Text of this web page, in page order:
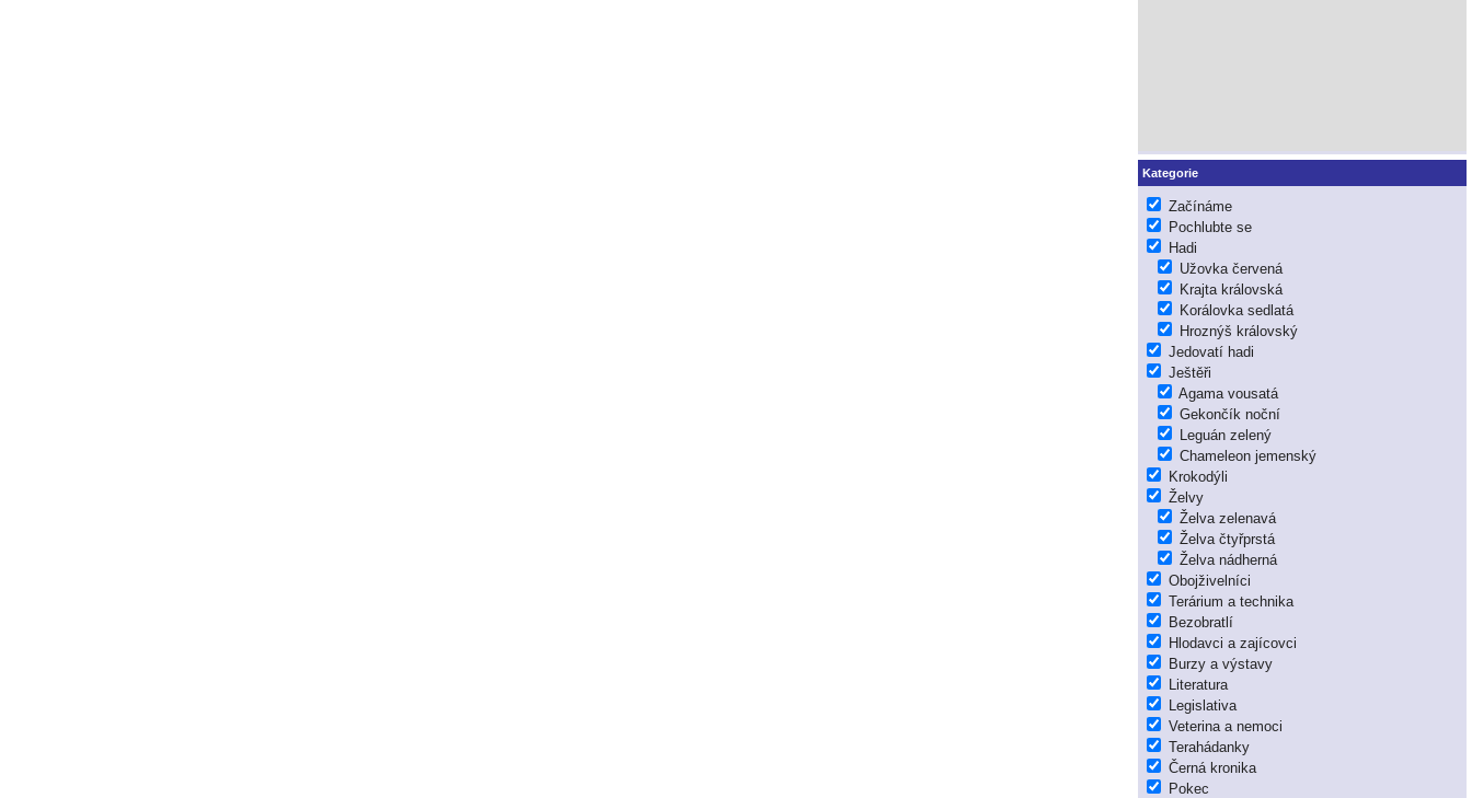
Kategorie
Začínáme
Pochlubte se
Hadi
Užovka červená
Krajta královská
Korálovka sedlatá
Hroznýš královský
Jedovatí hadi
Ještěři
Agama vousatá
Gekončík noční
Leguán zelený
Chameleon jemenský
Krokodýli
Želvy
Želva zelenavá
Želva čtyřprstá
Želva nádherná
Obojživelníci
Terárium a technika
Bezobratlí
Hlodavci a zajícovci
Burzy a výstavy
Literatura
Legislativa
Veterina a nemoci
Terahádanky
Černá kronika
Pokec